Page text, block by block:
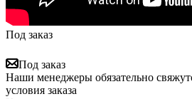
Под заказ
Под заказ
Наши менеджеры обязательно
условия заказа